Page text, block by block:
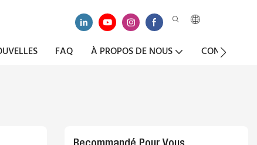
FAQ À PROPOS DE NOUS